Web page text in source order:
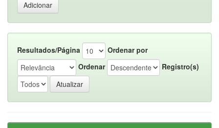
Resultados/Página
Ordenar por
Ordenar
Registro(s)